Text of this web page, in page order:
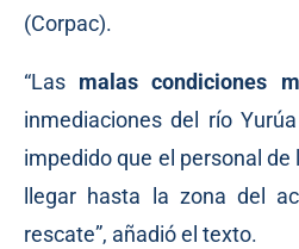
(Corpac).
“Las malas condiciones
inmediaciones del río
impedido que el personal de
llegar hasta la zona del
rescate”, añadió el texto.